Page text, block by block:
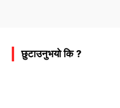
छुटाउनुभयो कि ?